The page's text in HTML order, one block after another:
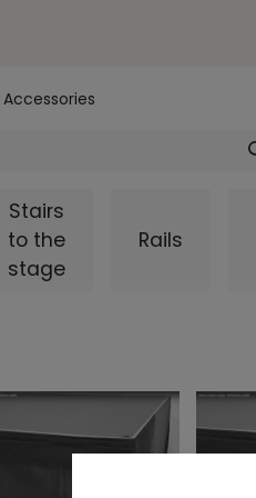
Accessories
Stairs
to the
stage
Rails